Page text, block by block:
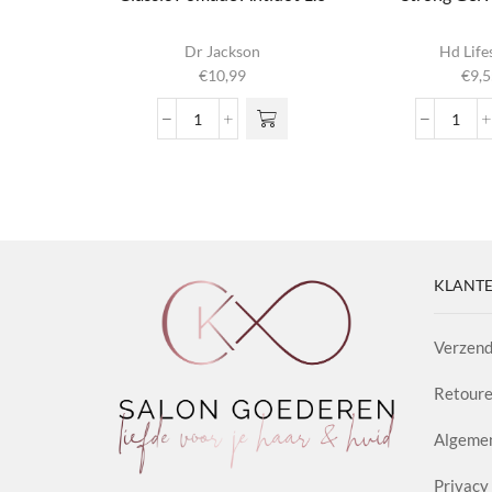
Dr Jackson
€10,99
Classic
Hd
€
Strong